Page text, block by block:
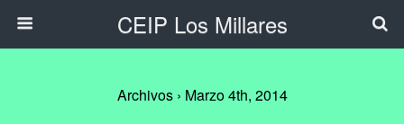
CEIP Los Millares
Archivos › Marzo 4th, 2014